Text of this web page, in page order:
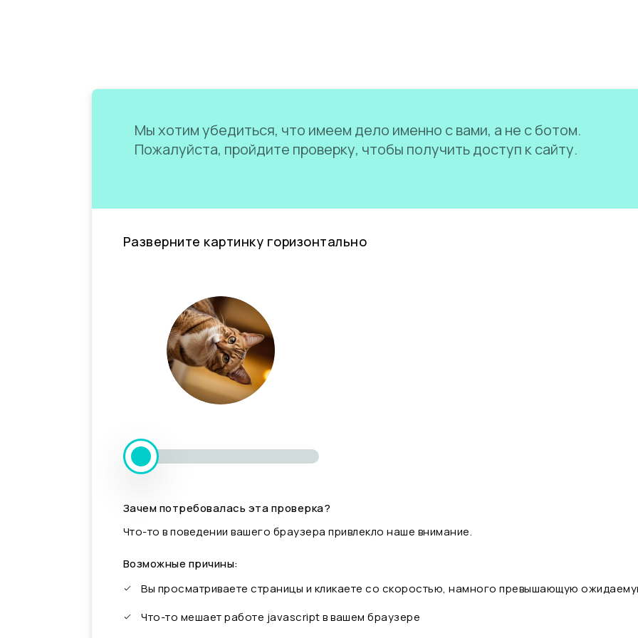
Мы хотим убедиться, что имеем дело именно с вами, а не с ботом.
Пожалуйста, пройдите проверку, чтобы получить доступ к сайту.
Разверните картинку горизонтально
Зачем потребовалась эта проверка?
Что-то в поведении вашего браузера привлекло наше внимание.
Возможные причины:
Вы просматриваете страницы и кликаете со скоростью, намного превышающую
Что-то мешает работе javascript в вашем браузере